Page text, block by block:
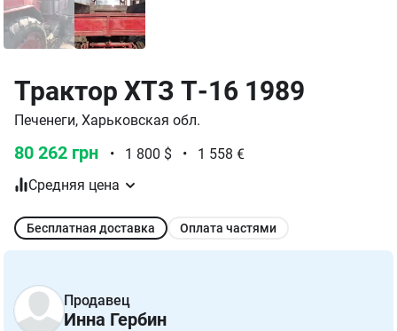
Трактор ХТЗ Т-16 1989
Печенеги, Харьковская обл.
80 262 грн • 1 800 $ •
1 558 €
Средняя цена
Бесплатная доставка Оплата частями
Продавец
Инна Гербин